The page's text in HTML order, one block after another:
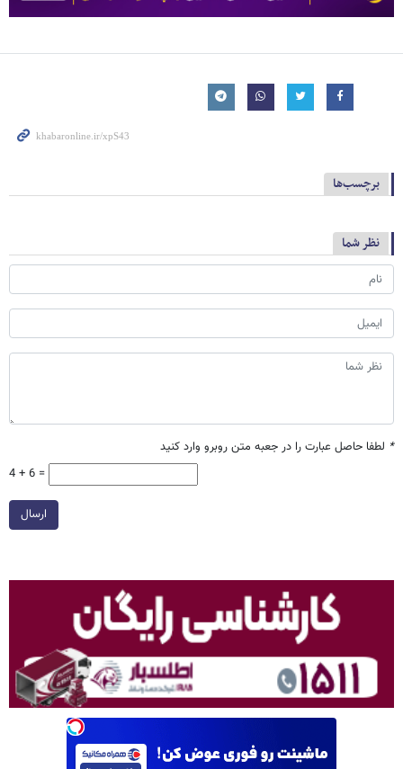
برچسب‌ها
نظر شما
* لطفا حاصل عبارت را در جعبه متن روبرو وارد کنید
4 + 6 =
ارسال